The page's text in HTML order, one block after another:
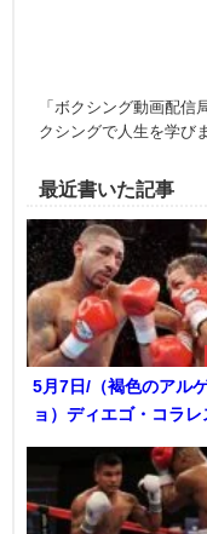
「ボクシング動画配
クシングで人生を学び
最近書いた記事
5月7日/（褐色のアル
ョ）ディエゴ・コラレ